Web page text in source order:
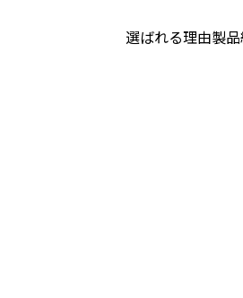
選ばれる理由製